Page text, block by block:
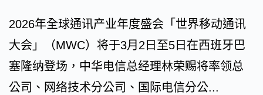
2026年全球通讯产业年度盛会「世界移动通讯
大会」（MWC）将于3月2日至5日在西班牙巴
塞隆纳登场，中华电信总经理林荣赐将率领总
公司、网络技术分公司、国际电信分公...